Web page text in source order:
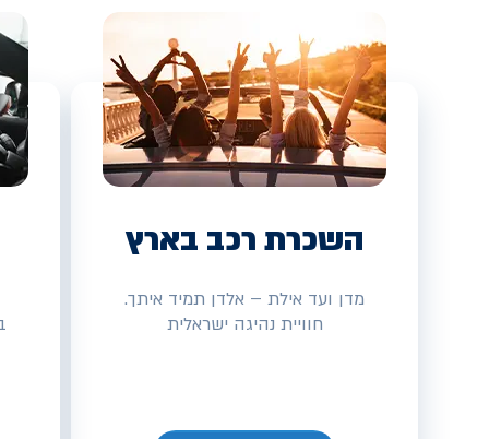
השכרת רכב בארץ
מדן ועד אילת – אלדן תמיד איתך.
חוויית נהיגה ישראלית